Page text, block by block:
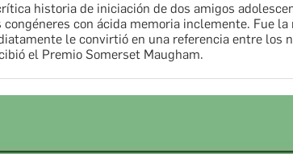
historia de iniciación de dos amigos
congéneres con ácida memoria inclemente. Fue la
le convirtió en una referencia entre los
el Premio Somerset Maugham.